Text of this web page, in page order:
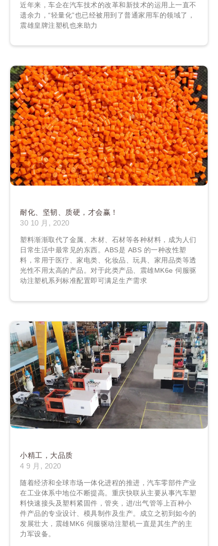
近年来，车企在汽车技术的改革和新技术的运用上一直不
遗余力，“轻量化”也已经被用到了普通家用车的领域了，
震雄皇牌注塑机也来助力
耐化、坚韧、质硬，才会赢！
30 10 月, 2020
塑料渐渐取代了金属、木材、石材等各种材料，成为人们
日常生活中最常见的东西。ABS是 ABS 的一种改性塑
料，常用于医疗、家电类、化妆品、玩具、家用品类等透
光性不用太高的产品。对于此类产品、震雄MK6e 伺服驱
动注塑机系列标准配置即可满足生产需求
小精工，大品质
4 9 月, 2020
随着经济和全球市场一体化进程的推进，汽车零部件产业
在工业体系中地位不断提高。重庆快联从主要从事汽车塑
料快速接头及塑料紧固件，管夹，进/出气管等上百种小
件产品的专业设计、模具制作及生产。成立之初到如今的
发展壮大，震雄MK6 伺服驱动注塑机一直是其生产的主
力军设备。